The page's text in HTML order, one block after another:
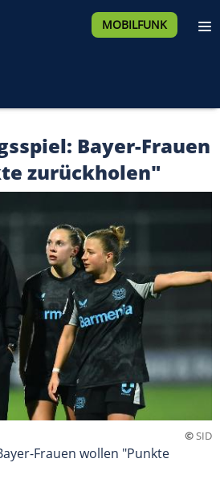
MOBILFUNK
Bayer-Frauen
zurückholen"
©SID
Frauen wollen "Punkte